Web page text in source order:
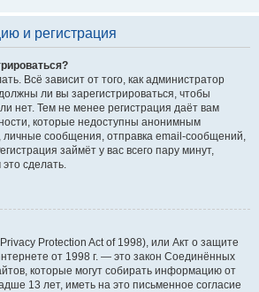
и регистрация
Всё зависит от того, как администратор
ли вы зарегистрироваться, чтобы
нет. Тем не менее регистрация даёт вам
которые недоступны анонимным
личные сообщения, отправка email-сообщений,
займёт у вас всего пару минут,
сделать.
Protection Act of 1998), или Акт о защите
от 1998 г. — это закон Соединённых
которые могут собирать информацию от
13 лет, иметь на это письменное согласие